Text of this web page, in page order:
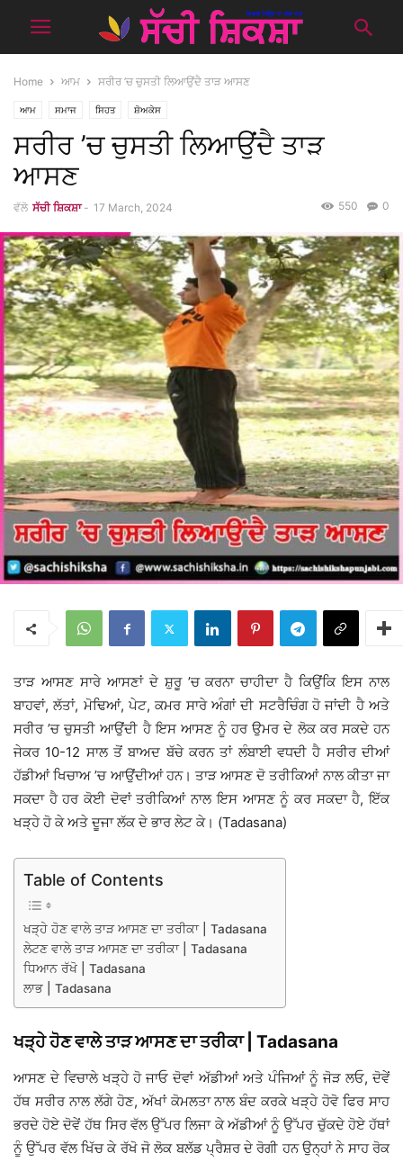
Home ਆਮ ਸਰੀਰ ’ਚ ਚੁਸਤੀ ਲਿਆਉਂਦੈ ਤਾੜ ਆਸਣ
ਆਮ ਸਮਾਜ ਸਿਹਤ ਸ਼ੋਅਕੇਸ
ਸਰੀਰ ’ਚ ਚੁਸਤੀ ਲਿਆਉਂਦੈ ਤਾੜ
ਆਸਣ
ਵੱਲੋ ਸੱਚੀ ਸ਼ਿਕਸ਼ਾ - 17 March, 2024 0
550
ਤਾੜ ਆਸਣ ਸਾਰੇ ਆਸਣਾਂ ਦੇ ਸ਼ੁਰੂ ’ਚ ਕਰਨਾ ਚਾਹੀਦਾ ਹੈ ਕਿਉਂਕਿ ਇਸ ਨਾਲ
ਬਾਹਵਾਂ, ਲੱਤਾਂ, ਮੋਢਿਆਂ, ਪੇਟ, ਕਮਰ ਸਾਰੇ ਅੰਗਾਂ ਦੀ ਸਟਰੈਚਿੰਗ ਹੋ ਜਾਂਦੀ ਹੈ ਅਤੇ
ਸਰੀਰ ’ਚ ਚੁਸਤੀ ਆਉਂਦੀ ਹੈ ਇਸ ਆਸਣ ਨੂੰ ਹਰ ਉਮਰ ਦੇ ਲੋਕ ਕਰ ਸਕਦੇ ਹਨ
ਜੇਕਰ 10-12 ਸਾਲ ਤੋਂ ਬਾਅਦ ਬੱਚੇ ਕਰਨ ਤਾਂ ਲੰਬਾਈ ਵਧਦੀ ਹੈ ਸਰੀਰ ਦੀਆਂ
ਹੱਡੀਆਂ ਖਿਚਾਅ ’ਚ ਆਉਂਦੀਆਂ ਹਨ। ਤਾੜ ਆਸਣ ਦੋ ਤਰੀਕਿਆਂ ਨਾਲ ਕੀਤਾ ਜਾ
ਸਕਦਾ ਹੈ ਹਰ ਕੋਈ ਦੋਵਾਂ ਤਰੀਕਿਆਂ ਨਾਲ ਇਸ ਆਸਣ ਨੂੰ ਕਰ ਸਕਦਾ ਹੈ, ਇੱਕ
ਖੜ੍ਹੇ ਹੋ ਕੇ ਅਤੇ ਦੂਜਾ ਲੱਕ ਦੇ ਭਾਰ ਲੇਟ ਕੇ। (Tadasana)
Table of Contents
ਖੜ੍ਹੇ ਹੋਣ ਵਾਲੇ ਤਾੜ ਆਸਣ ਦਾ ਤਰੀਕਾ | Tadasana
ਲੇਟਣ ਵਾਲੇ ਤਾੜ ਆਸਣ ਦਾ ਤਰੀਕਾ | Tadasana
ਧਿਆਨ ਰੱਖੋ | Tadasana
ਲਾਭ | Tadasana
ਖੜ੍ਹੇ ਹੋਣ ਵਾਲੇ ਤਾੜ ਆਸਣ ਦਾ ਤਰੀਕਾ | Tadasana
ਆਸਣ ਦੇ ਵਿਚਾਲੇ ਖੜ੍ਹੇ ਹੋ ਜਾਓ ਦੋਵਾਂ ਅੱਡੀਆਂ ਅਤੇ ਪੰਜਿਆਂ ਨੂੰ ਜੋੜ ਲਓ, ਦੋਵੇਂ
ਹੱਥ ਸਰੀਰ ਨਾਲ ਲੱਗੇ ਹੋਣ, ਅੱਖਾਂ ਕੋਮਲਤਾ ਨਾਲ ਬੰਦ ਕਰਕੇ ਖੜ੍ਹੇ ਹੋਵੋ ਫਿਰ ਸਾਹ
ਭਰਦੇ ਹੋਏ ਦੋਵੇਂ ਹੱਥ ਸਿਰ ਵੱਲ ਉੱਪਰ ਲਿਜਾ ਕੇ ਅੱਡੀਆਂ ਨੂੰ ਉੱਪਰ ਚੁੱਕਦੇ ਹੋਏ ਹੱਥਾਂ
ਨੂੰ ਉੱਪਰ ਵੱਲ ਖਿੱਚ ਕੇ ਰੱਖੋ ਜੋ ਲੋਕ ਬਲੱਡ ਪ੍ਰੈਸ਼ਰ ਦੇ ਰੋਗੀ ਹਨ ਉਨ੍ਹਾਂ ਨੇ ਸਾਹ ਰੋਕ